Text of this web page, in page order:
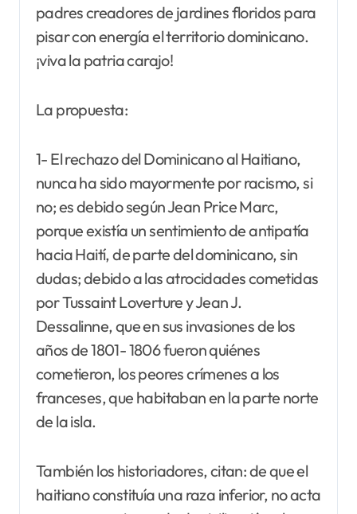
padres creadores de jardines floridos para
pisar con energía el territorio dominicano.
¡viva la patria carajo!
La propuesta:
1- El rechazo del Dominicano al Haitiano,
nunca ha sido mayormente por racismo, si
no; es debido según Jean Price Marc,
porque existía un sentimiento de antipatía
hacia Haití, de parte del dominicano, sin
dudas; debido a las atrocidades cometidas
por Tussaint Loverture y Jean J.
Dessalinne, que en sus invasiones de los
años de 1801- 1806 fueron quiénes
cometieron, los peores crímenes a los
franceses, que habitaban en la parte norte
de la isla.
También los historiadores, citan: de que el
haitiano constituía una raza inferior, no acta